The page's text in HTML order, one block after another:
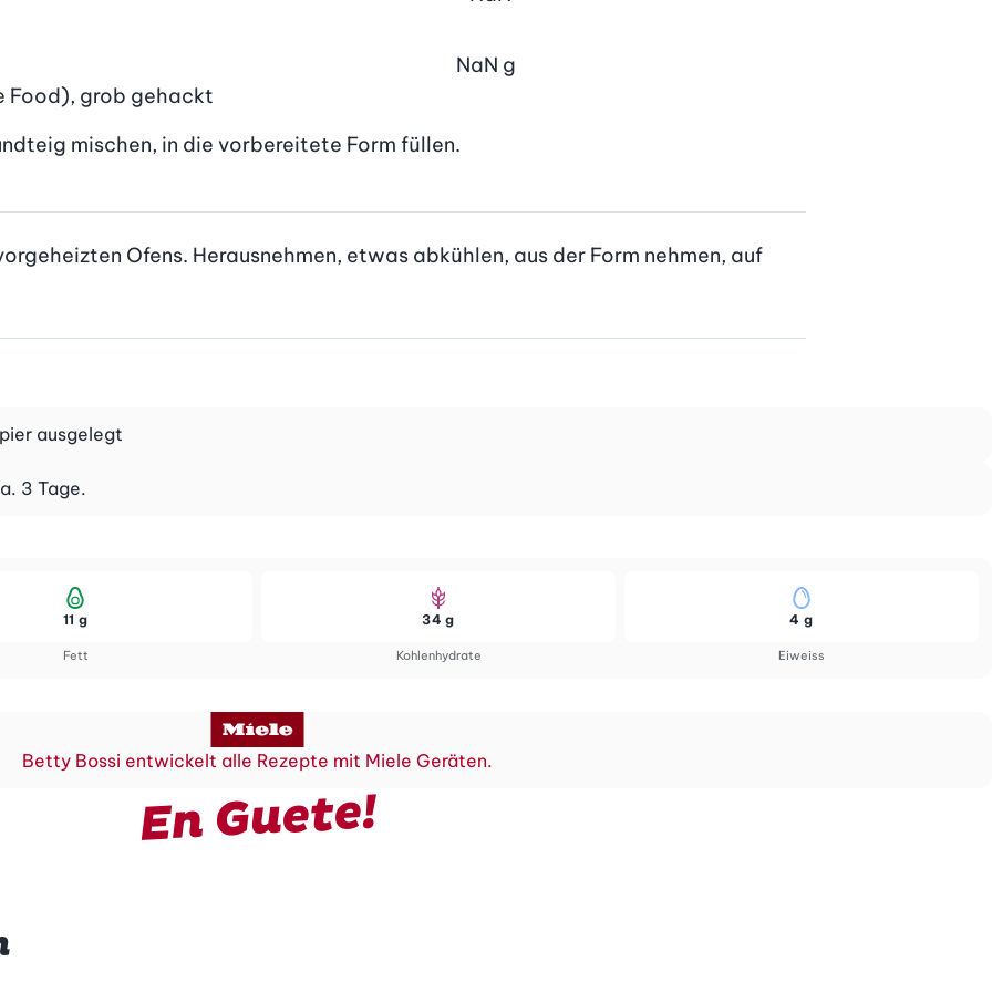
Food), grob gehackt
NaN g
mischen, in die vorbereitete Form füllen.
Ofens. Herausnehmen, etwas abkühlen, aus der Form nehmen, auf
ausgelegt
3 Tage.
Fett
11 g
Kohlenhydrate
34 g
Eiweiss
4 g
Betty Bossi entwickelt alle Rezepte mit Miele Geräten.
En Guete!